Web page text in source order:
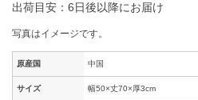
出荷目安：6日後以降にお届け
写真はイメージです。
原産国 中国
サイズ 幅50×丈70×厚3cm